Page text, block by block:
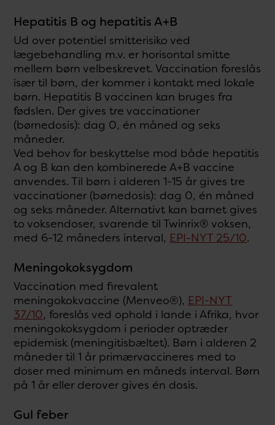
Hepatitis B og hepatitis A+B
Ud over potentiel smitterisiko ved
lægebehandling m.v. er horisontal smitte
mellem børn velbeskrevet. Vaccination foreslås
især til børn, der kommer i kontakt med lokale
børn. Hepatitis B vaccinen kan bruges fra
fødslen. Der gives tre vaccinationer
(børnedosis): dag 0, én måned og seks
måneder.
Ved behov for beskyttelse mod både hepatitis
A og B kan den kombinerede A+B vaccine
anvendes. Til børn i alderen 1-15 år gives tre
vaccinationer (børnedosis): dag 0, én måned
og seks måneder. Alternativt kan barnet gives
to voksendoser, svarende til Twinrix® voksen,
med 6-12 måneders interval, EPI-NYT 25/10.
Meningokoksygdom
Vaccination med firevalent
meningokokvaccine (Menveo®), EPI-NYT
37/10, foreslås ved ophold i lande i Afrika, hvor
meningokoksygdom i perioder optræder
epidemisk (meningitisbæltet). Børn i alderen 2
måneder til 1 år primærvaccineres med to
doser med minimum en måneds interval. Børn
på 1 år eller derover gives én dosis.
Gul feber